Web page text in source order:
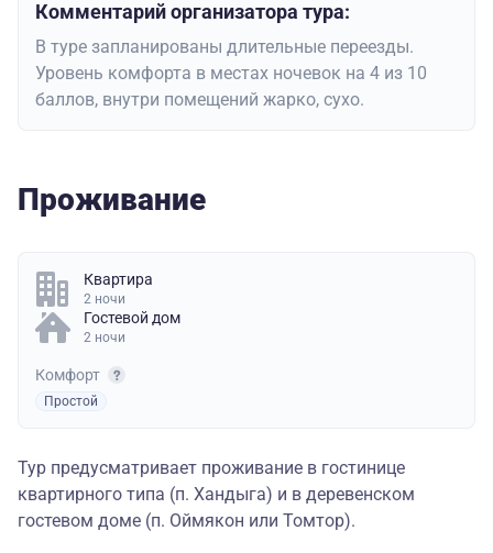
Комментарий организатора тура:
В туре запланированы длительные переезды.
Уровень комфорта в местах ночевок на 4 из 10
баллов, внутри помещений жарко, сухо.
Проживание
Квартира
2 ночи
Гостевой дом
2 ночи
Комфорт
Простой
Тур предусматривает проживание в гостинице
квартирного типа (п. Хандыга) и в деревенском
гостевом доме (п. Оймякон или Томтор).